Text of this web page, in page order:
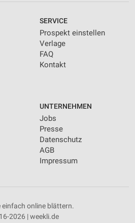
SERVICE
Prospekt einstellen
Verlage
FAQ
Kontakt
UNTERNEHMEN
Jobs
Presse
Datenschutz
AGB
Impressum
einfach online blättern.
2026 | weekli.de